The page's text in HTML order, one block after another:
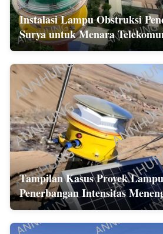
Instalasi Lampu Obstruksi
Surya untuk Menara
Sesuai ICAO FAA L-810
Tampilan Kasus Proyek
Penerbangan Intensitas
Surya